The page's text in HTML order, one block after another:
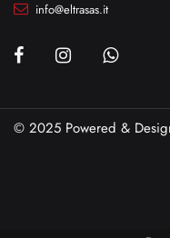
info@eltrasas.it
© 2025 Powered &